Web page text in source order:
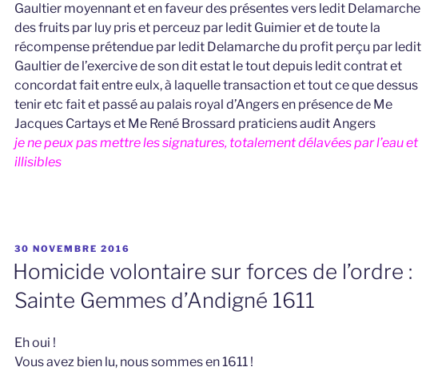
Gaultier moyennant et en faveur des présentes vers ledit Delamarche
des fruits par luy pris et perceuz par ledit Guimier et de toute la
récompense prétendue par ledit Delamarche du profit perçu par ledit
Gaultier de l’exercive de son dit estat le tout depuis ledit contrat et
concordat fait entre eulx, à laquelle transaction et tout ce que dessus
tenir etc fait et passé au palais royal d’Angers en présence de Me
Jacques Cartays et Me René Brossard praticiens audit Angers
je ne peux pas mettre les signatures, totalement délavées par l’eau et
illisibles
PUBLIÉ
LE
30 NOVEMBRE 2016
Homicide volontaire sur forces de l’ordre :
Sainte Gemmes d’Andigné 1611
Eh oui !
Vous avez bien lu, nous sommes en 1611 !